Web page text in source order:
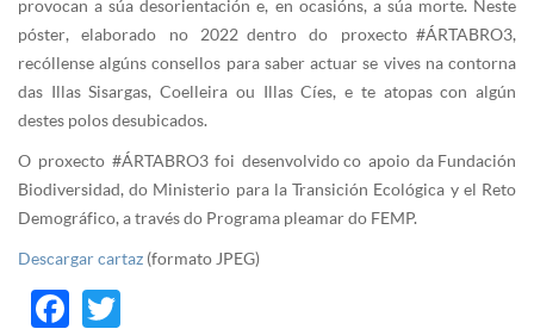
provocan a súa desorientación e, en ocasións, a súa morte. Neste
póster, elaborado no 2022 dentro do proxecto #ÁRTABRO3,
recóllense algúns consellos para saber actuar se vives na contorna
das Illas Sisargas, Coelleira ou Illas Cíes, e te atopas con algún
destes polos desubicados.
O proxecto #ÁRTABRO3 foi desenvolvido co apoio da Fundación
Biodiversidad, do Ministerio para la Transición Ecológica y el Reto
Demográfico, a través do Programa pleamar do FEMP.
Descargar cartaz (formato JPEG)
Facebook